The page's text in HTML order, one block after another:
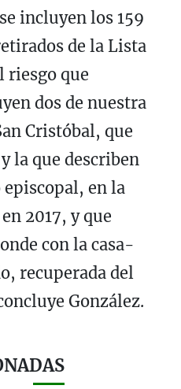
incluyen los 159
de la Lista
riesgo que
dos de nuestra
Cristóbal, que
la que describen
en la
2017, y que
con la casa-
recuperada del
González.